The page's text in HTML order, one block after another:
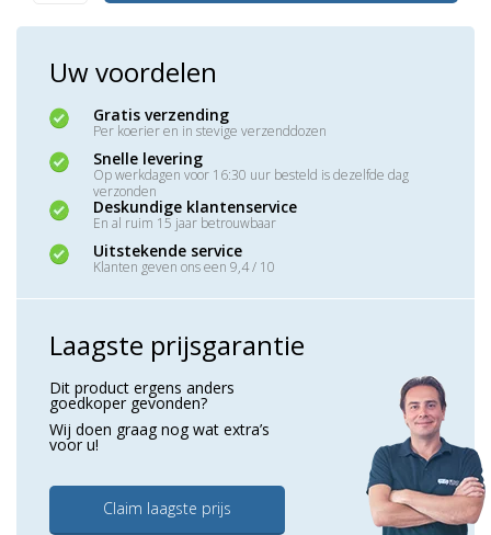
Uw voordelen
Gratis verzending
Per koerier en in stevige verzenddozen
Snelle levering
Op werkdagen voor 16:30 uur besteld is dezelfde dag
verzonden
Deskundige klantenservice
En al ruim 15 jaar betrouwbaar
Uitstekende service
Klanten geven ons een 9,4 / 10
Laagste prijsgarantie
Dit product ergens anders
goedkoper gevonden?
Wij doen graag nog wat extra’s
voor u!
Claim laagste prijs